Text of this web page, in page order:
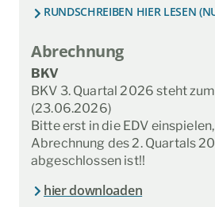
RUNDSCHREIBEN HIER LESEN
Abrechnung
BKV
BKV 3. Quartal 2026 steht
(23.06.2026)
Bitte erst in die EDV
Abrechnung des 2. Quartals
abgeschlossen ist!!
hier downloaden